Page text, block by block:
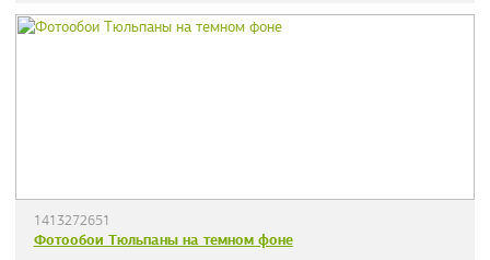
1413272651
Фотообои Тюльпаны на темном фоне